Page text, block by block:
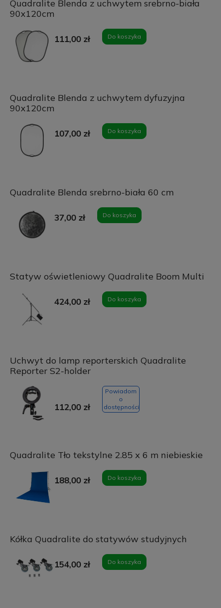
Quadralite Blenda z uchwytem srebrno-biała
90x120cm
111,00 zł Do koszyka
Quadralite Blenda z uchwytem dyfuzyjna
90x120cm
107,00 zł Do koszyka
Quadralite Blenda srebrno-biała 60 cm
37,00 zł Do koszyka
Statyw oświetleniowy Quadralite Boom Multi
424,00 zł Do koszyka
Uchwyt do lamp reporterskich Quadralite
Reporter S2-holder
112,00 zł
Powiadom
o
dostępności
Quadralite Tło tekstylne 2.85 x 6 m niebieskie
188,00 zł Do koszyka
Kółka Quadralite do statywów studyjnych
154,00 zł Do koszyka